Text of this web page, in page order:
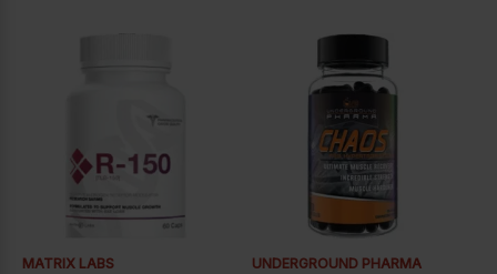
MATRIX LABS UNDERGROUND PHARMA